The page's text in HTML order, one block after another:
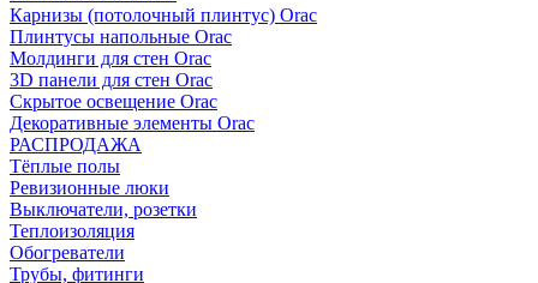
Карнизы (потолочный плинтус) Orac
Плинтусы напольные Orac
Молдинги для стен Orac
3D панели для стен Orac
Скрытое освещение Orac
Декоративные элементы Orac
РАСПРОДАЖА
Тёплые полы
Ревизионные люки
Выключатели, розетки
Теплоизоляция
Обогреватели
Трубы, фитинги